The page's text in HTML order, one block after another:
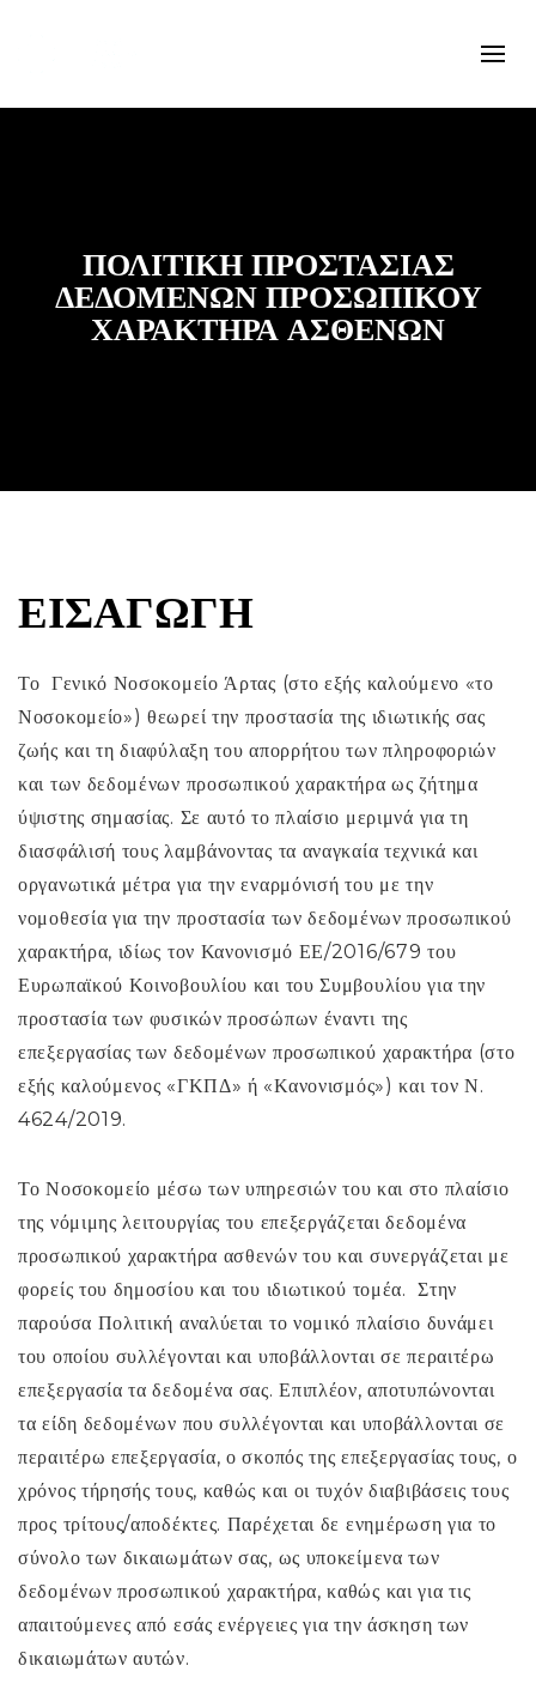
ΠΟΛΙΤΙΚΉ ΠΡΟΣΤΑΣΊΑΣ
ΔΕΔΟΜΈΝΩΝ ΠΡΟΣΩΠΙΚΟΎ
ΧΑΡΑΚΤΉΡΑ ΑΣΘΕΝΏΝ
ΕΙΣΑΓΩΓΉ
Το Γενικό Νοσοκομείο Άρτας (στο εξής καλούμενο «το
Νοσοκομείο») θεωρεί την προστασία της ιδιωτικής σας
ζωής και τη διαφύλαξη του απορρήτου των πληροφοριών
και των δεδομένων προσωπικού χαρακτήρα ως ζήτημα
ύψιστης σημασίας. Σε αυτό το πλαίσιο μεριμνά για τη
διασφάλισή τους λαμβάνοντας τα αναγκαία τεχνικά και
οργανωτικά μέτρα για την εναρμόνισή του με την
νομοθεσία για την προστασία των δεδομένων προσωπικού
χαρακτήρα, ιδίως τον Κανονισμό ΕΕ/2016/679 του
Ευρωπαϊκού Κοινοβουλίου και του Συμβουλίου για την
προστασία των φυσικών προσώπων έναντι της
επεξεργασίας των δεδομένων προσωπικού χαρακτήρα (στο
εξής καλούμενος «ΓΚΠΔ» ή «Κανονισμός») και τον Ν.
4624/2019.
Το Νοσοκομείο μέσω των υπηρεσιών του και στο πλαίσιο
της νόμιμης λειτουργίας του επεξεργάζεται δεδομένα
προσωπικού χαρακτήρα ασθενών του και συνεργάζεται με
φορείς του δημοσίου και του ιδιωτικού τομέα. Στην
παρούσα Πολιτική αναλύεται το νομικό πλαίσιο δυνάμει
του οποίου συλλέγονται και υποβάλλονται σε περαιτέρω
επεξεργασία τα δεδομένα σας. Επιπλέον, αποτυπώνονται
τα είδη δεδομένων που συλλέγονται και υποβάλλονται σε
περαιτέρω επεξεργασία, ο σκοπός της επεξεργασίας τους, ο
χρόνος τήρησής τους, καθώς και οι τυχόν διαβιβάσεις τους
προς τρίτους/αποδέκτες. Παρέχεται δε ενημέρωση για το
σύνολο των δικαιωμάτων σας, ως υποκείμενα των
δεδομένων προσωπικού χαρακτήρα, καθώς και για τις
απαιτούμενες από εσάς ενέργειες για την άσκηση των
δικαιωμάτων αυτών.